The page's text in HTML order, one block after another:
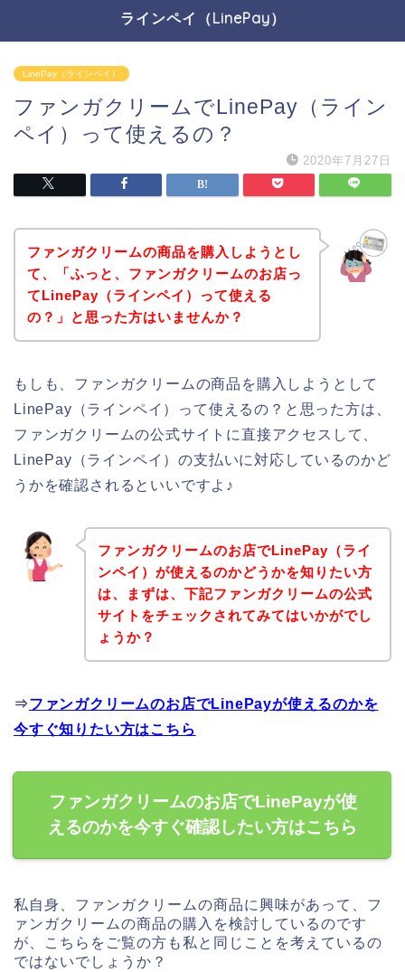
ラインペイ（LinePay）
LinePay（ラインペイ）
ファンガクリームでLinePay（ライン
ペイ）って使えるの？
2020年7月27日
ファンガクリームの商品を購入しようとし
て、「ふっと、ファンガクリームのお店っ
てLinePay（ラインペイ）って使える
の？」と思った方はいませんか？
もしも、ファンガクリームの商品を購入しようとして
LinePay（ラインペイ）って使えるの？と思った方は、
ファンガクリームの公式サイトに直接アクセスして、
LinePay（ラインペイ）の支払いに対応しているのかど
うかを確認されるといいですよ♪
ファンガクリームのお店でLinePay（ライ
ンペイ）が使えるのかどうかを知りたい方
は、まずは、下記ファンガクリームの公式
サイトをチェックされてみてはいかがでし
ょうか？
⇒ファンガクリームのお店でLinePayが使えるのかを
今すぐ知りたい方はこちら
ファンガクリームのお店でLinePayが使
えるのかを今すぐ確認したい方はこちら
私自身、ファンガクリームの商品に興味があって、フ
ァンガクリームの商品の購入を検討しているのです
が、こちらをご覧の方も私と同じことを考えているの
ではないでしょうか？